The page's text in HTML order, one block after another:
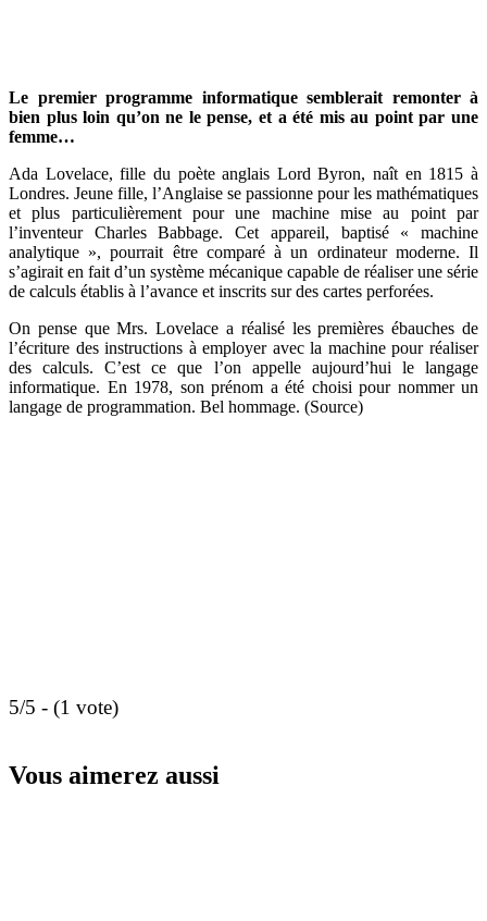
Le premier programme informatique semblerait remonter à
bien plus loin qu’on ne le pense, et a été mis au point par une
femme…
Ada Lovelace, fille du poète anglais Lord Byron, naît en 1815 à
Londres. Jeune fille, l’Anglaise se passionne pour les mathématiques
et plus particulièrement pour une machine mise au point par
l’inventeur Charles Babbage. Cet appareil, baptisé « machine
analytique », pourrait être comparé à un ordinateur moderne. Il
s’agirait en fait d’un système mécanique capable de réaliser une série
de calculs établis à l’avance et inscrits sur des cartes perforées.
On pense que Mrs. Lovelace a réalisé les premières ébauches de
l’écriture des instructions à employer avec la machine pour réaliser
des calculs. C’est ce que l’on appelle aujourd’hui le langage
informatique. En 1978, son prénom a été choisi pour nommer un
langage de programmation. Bel hommage. (Source)
5/5 - (1 vote)
Vous aimerez aussi